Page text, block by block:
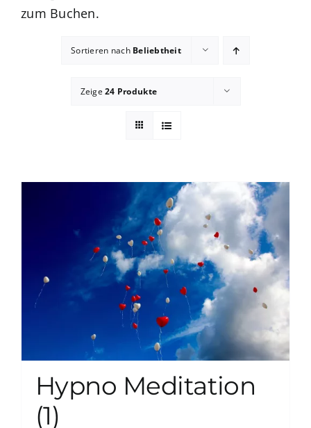
zum Buchen.
Sortieren nach Beliebtheit
Zeige24 Produkte
Hypno Meditation
(1)